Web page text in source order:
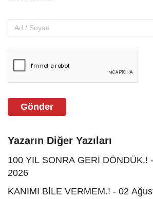
Gönder
Yazarın Diğer Yazıları
100 YIL SONRA GERİ DÖNDÜK.!
2026
KANIMI BİLE VERMEM.! - 02